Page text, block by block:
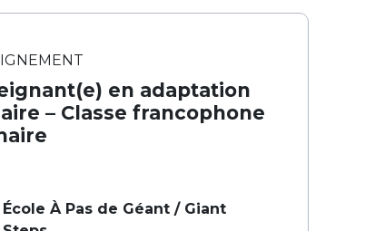
en adaptation
– Classe francophone
École À Pas de Géant / Giant